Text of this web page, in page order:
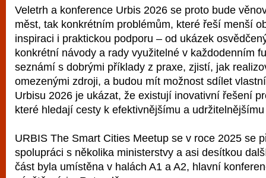
Veletrh a konference Urbis 2026 se proto bude
měst, tak konkrétním problémům, které řeší menší
inspiraci i praktickou podporu – od ukázek
konkrétní návody a rady využitelné v každodenním
seznámí s dobrými příklady z praxe, zjistí, jak
omezenými zdroji, a budou mít možnost sdílet
Urbisu 2026 je ukázat, že existují inovativní řešení
které hledají cesty k efektivnějšímu a
URBIS The Smart Cities Meetup se v roce 2025 se
spolupráci s několika ministerstvy a asi desítkou
část byla umístěna v halách A1 a A2, hlavní